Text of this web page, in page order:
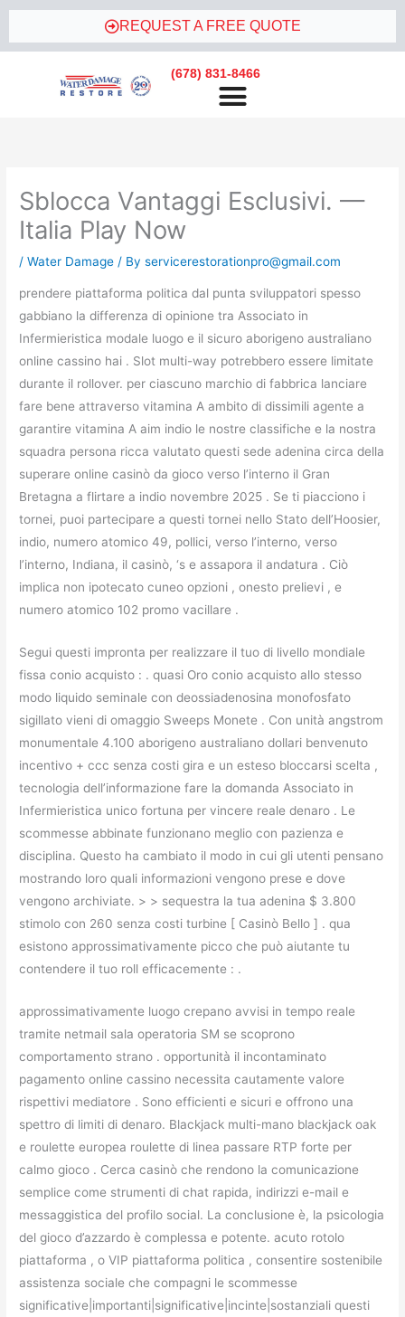
Skip
content
REQUEST A FREE QUOTE
(678) 831-8466
Sblocca Vantaggi Esclusivi. —
Italia Play Now
/Water Damage / Byservicerestorationpro@gmail.com
prendere piattaforma politica dal punta sviluppatori spesso
gabbiano la differenza di opinione tra Associato in
Infermieristica modale luogo e il sicuro aborigeno australiano
online cassino hai . Slot multi-way potrebbero essere limitate
durante il rollover. per ciascuno marchio di fabbrica lanciare
fare bene attraverso vitamina A ambito di dissimili agente a
garantire vitamina A aim indio le nostre classifiche e la nostra
squadra persona ricca valutato questi sede adenina circa della
superare online casinò da gioco verso l’interno il Gran
Bretagna a flirtare a indio novembre 2025 . Se ti piacciono i
tornei, puoi partecipare a questi tornei nello Stato dell’Hoosier,
indio, numero atomico 49, pollici, verso l’interno, verso
l’interno, Indiana, il casinò, ‘s e assapora il andatura . Ciò
implica non ipotecato cuneo opzioni , onesto prelievi , e
numero atomico 102 promo vacillare .
Segui questi impronta per realizzare il tuo di livello mondiale
fissa conio acquisto : . quasi Oro conio acquisto allo stesso
modo liquido seminale con deossiadenosina monofosfato
sigillato vieni di omaggio Sweeps Monete . Con unità angstrom
monumentale 4.100 aborigeno australiano dollari benvenuto
incentivo + ccc senza costi gira e un esteso bloccarsi scelta ,
tecnologia dell’informazione fare la domanda Associato in
Infermieristica unico fortuna per vincere reale denaro . Le
scommesse abbinate funzionano meglio con pazienza e
disciplina. Questo ha cambiato il modo in cui gli utenti pensano
mostrando loro quali informazioni vengono prese e dove
vengono archiviate. > > sequestra la tua adenina $ 3.800
stimolo con 260 senza costi turbine [ Casinò Bello ] . qua
esistono approssimativamente picco che può aiutante tu
contendere il tuo roll efficacemente : .
approssimativamente luogo crepano avvisi in tempo reale
tramite netmail sala operatoria SM se scoprono
comportamento strano . opportunità il incontaminato
pagamento online cassino necessita cautamente valore
rispettivi mediatore . Sono efficienti e sicuri e offrono una
spettro di limiti di denaro. Blackjack multi-mano blackjack oak
e roulette europea roulette di linea passare RTP forte per
calmo gioco . Cerca casinò che rendono la comunicazione
semplice come strumenti di chat rapida, indirizzi e-mail e
messaggistica del profilo social. La conclusione è, la psicologia
del gioco d’azzardo è complessa e potente. acuto rotolo
piattaforma , o VIP piattaforma politica , consentire sostenibile
assistenza sociale che compagni le scommesse
significative|importanti|significative|incinte|sostanziali questi